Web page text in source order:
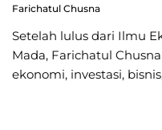
Farichatul Chusna
Setelah lulus dari Ilmu
Mada, Farichatul
ekonomi, investasi,